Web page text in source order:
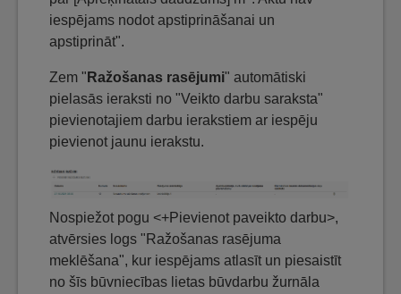
iespējams nodot apstiprināšanai un
apstiprināt".
Zem " Ražošanas rasējumi" automātiski
pielasās ieraksti no "Veikto darbu saraksta"
pievienotajiem darbu ierakstiem ar iespēju
pievienot jaunu ierakstu.
Nospiežot pogu <+Pievienot paveikto darbu>,
atvērsies logs "Ražošanas rasējuma
meklēšana", kur iespējams atlasīt un piesaistīt
no šīs būvniecības lietas būvdarbu žurnāla